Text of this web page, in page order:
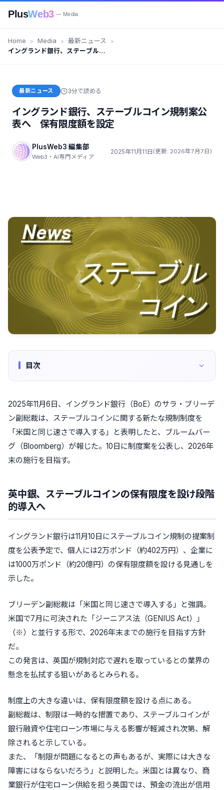
PlusWeb3 — Media
Home Media
最新ニュース
イングランド銀行、ステーブルコ
最新ニュース 3分で読める
イングランド銀行、ステーブルコイン規制案公
表へ 保有限度額を設定
PlusWeb3 編集部
Web3・AI専門メディア
2025年11月11日(更新: 2026年7月7日)
目次
2025年11月6日、イングランド銀行（BoE）のサラ・ブリーデ
ン副総裁は、ステーブルコインに関する新たな規制制度を
「米国と同じ速さで導入する」と表明したと、ブルームバー
グ（Bloomberg）が報じた。10日に制度案を公表し、2026年
末の施行を目指す。
英中銀、ステーブルコインの保有限度を設け段階
的導入へ
イングランド銀行は11月10日にステーブルコイン規制の提案制
度を公表予定で、個人には2万ポンド（約402万円）、企業に
は1000万ポンド（約20億円）の保有限度額を設ける見通しを
示した。
ブリーデン副総裁は「米国と同じ速さで導入する」と強調。
米国で7月に可決された「ジーニアス法（GENIUS Act）」
（※）と並行する形で、2026年末までの施行を目指す方針
だ。
この発言は、英国が規制対応で遅れを取っているとの業界の
懸念を払拭する狙いがあるとみられる。
制度上の大きな違いは、保有限度額を設ける点にある。
副総裁は、制限は一時的な措置であり、ステーブルコインが
銀行融資や住宅ローン市場に与える影響が軽減され次第、解
除されると示している。
また、「制限が問題になるとの声もあるが、実際には大きな
障害にはならないだろう」と説明した。米国とは異なり、商
業銀行が住宅ローン供給を担う英国では、預金の流出が信用